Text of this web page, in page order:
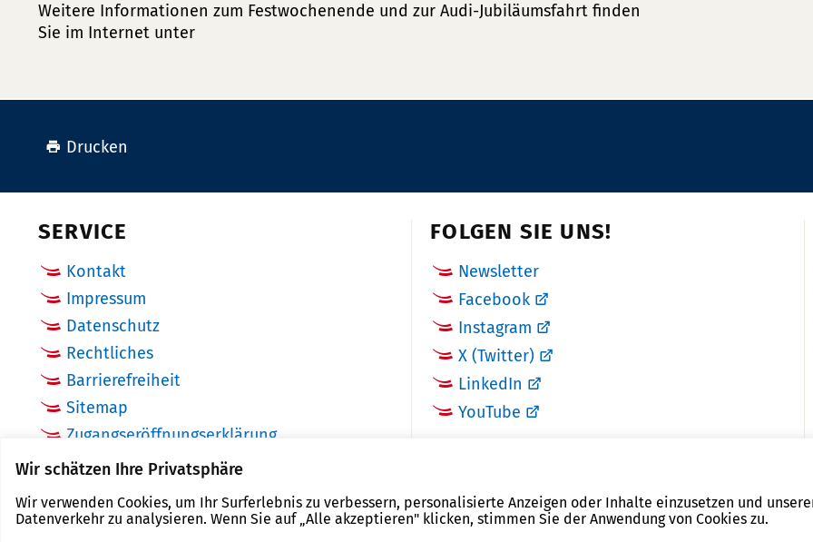
Wir schätzen Ihre Privatsphäre
Wir verwenden Cookies, um Ihr Surferlebnis zu verbessern, personalisierte Anzeigen oder Inhalte einzusetzen und
Datenverkehr zu analysieren. Wenn Sie auf „Alle akzeptieren" klicken, stimmen Sie der Anwendung von Cookies zu.
Weitere Informationen zum Festwochenende und zur Audi-Jubiläumsfahrt finden
Sie im Internet unter
e
Drucken
SERVICE
Kontakt
Impressum
Datenschutz
Rechtliches
Barrierefreiheit
Sitemap
Zugangseröffnungserklärung
Cookie Einstellungen
FOLGEN SIE UNS!
Newsletter
Facebook
Instagram
X (Twitter)
LinkedIn
YouTube